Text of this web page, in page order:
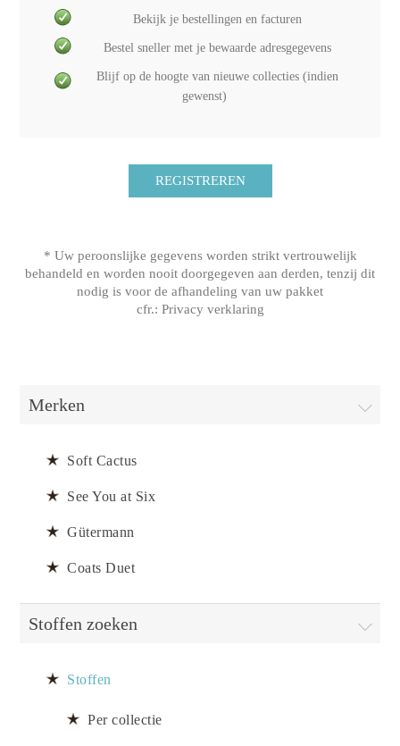
Bekijk je bestellingen en facturen
Bestel sneller met je bewaarde adresgegevens
Blijf op de hoogte van nieuwe collecties (indien
gewenst)
* Uw peroonslijke gegevens worden strikt vertrouwelijk
behandeld en worden nooit doorgegeven aan derden, tenzij dit
nodig is voor de afhandeling van uw pakket
cfr.: Privacy verklaring
Merken
Soft Cactus
See You at Six
Gütermann
Coats Duet
Stoffen zoeken
Stoffen
Per collectie